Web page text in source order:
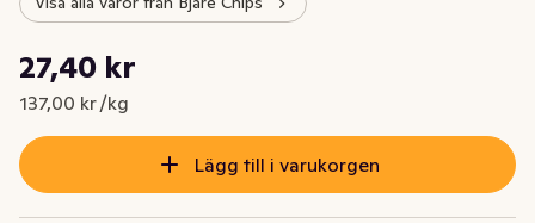
Nuvarande pris är: 27,40 kr
27,40 kr
137,00 kr /kg
Styckpris: 137,00 kr /kg
Lägg till i varukorgen